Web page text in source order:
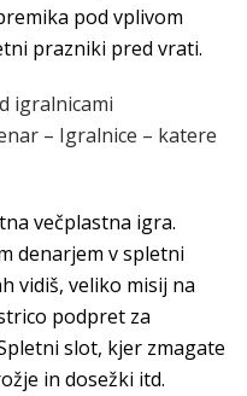
pod vplivom
prazniki pred vrati.
igralnicami
– Igralnice – katere
večplastna igra.
denarjem v spletni
vidiš, veliko misij na
podpret za
slot, kjer zmagate
in dosežki itd.